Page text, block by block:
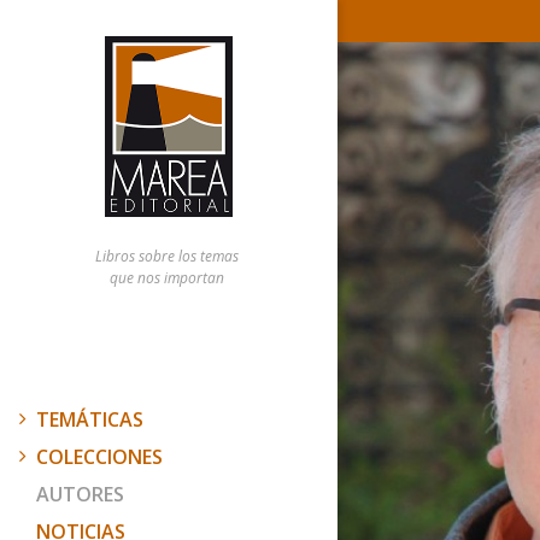
Libros sobre los temas
que nos importan
TEMÁTICAS
COLECCIONES
AUTORES
NOTICIAS